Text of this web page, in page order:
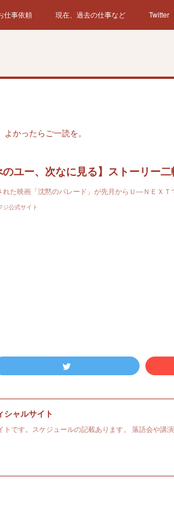
仕事依頼 現在、過去の仕事など Twitter
かったらご一読を。
た映画「沈黙のパレード」が先月からＵ―ＮＥＸＴ
ジ公式サイト
シャルサイト
トです。スケジュールの記載あります。 落語会や講